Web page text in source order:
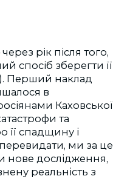
рік після того,
спосіб зберегти її
Перший наклад
в
Каховської
та
її спадщину і
перевидати, ми за це
нове дослідження,
реальність з